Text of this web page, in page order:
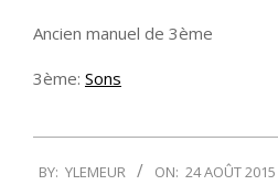
Ancien manuel de 3ème
3ème: Sons
08-
BY: YLEMEUR ON: 24 AOÛT 2015